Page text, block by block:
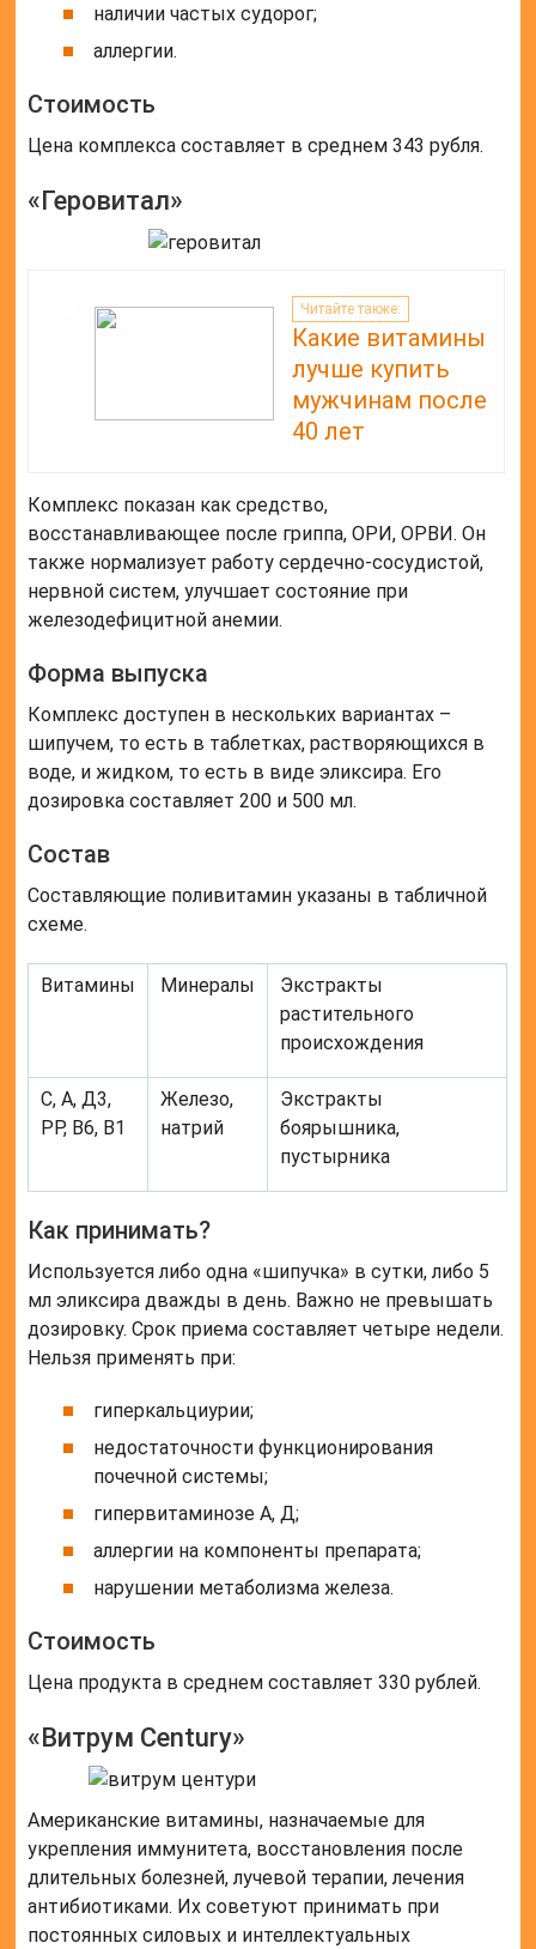
наличии частых судорог;
аллергии.
Стоимость
Цена комплекса составляет в среднем 343 рубля.
«Геровитал»
Читайте также:
Какие витамины
лучше купить
мужчинам после
40 лет
Комплекс показан как средство,
восстанавливающее после гриппа, ОРИ, ОРВИ. Он
также нормализует работу сердечно-сосудистой,
нервной систем, улучшает состояние при
железодефицитной анемии.
Форма выпуска
Комплекс доступен в нескольких вариантах –
шипучем, то есть в таблетках, растворяющихся в
воде, и жидком, то есть в виде эликсира. Его
дозировка составляет 200 и 500 мл.
Состав
Составляющие поливитамин указаны в табличной
схеме.
Витамины Минералы
Экстракты
растительного
происхождения
С, А, Д3,
РР, В6, В1
Железо,
натрий
Экстракты
боярышника,
пустырника
Как принимать?
Используется либо одна «шипучка» в сутки, либо 5
мл эликсира дважды в день. Важно не превышать
дозировку. Срок приема составляет четыре недели.
Нельзя применять при:
гиперкальциурии;
недостаточности функционирования
почечной системы;
гипервитаминозе А, Д;
аллергии на компоненты препарата;
нарушении метаболизма железа.
Стоимость
Цена продукта в среднем составляет 330 рублей.
«Витрум Century»
Американские витамины, назначаемые для
укрепления иммунитета, восстановления после
длительных болезней, лучевой терапии, лечения
антибиотиками. Их советуют принимать при
постоянных силовых и интеллектуальных